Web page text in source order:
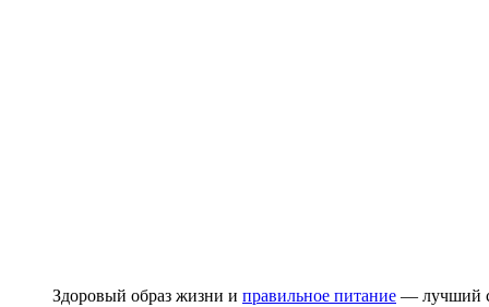
Здоровый образ жизни и правильное питание — лучший